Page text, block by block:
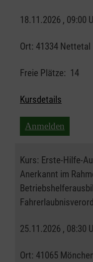
18.11.2026 , 09:00
Ort: 41334 Nettetal
Freie Plätze: 14
Kursdetails
Anmelden
Kurs: Erste-Hilfe-
Anerkannt im
25.11.2026 , 08:30
Ort: 41065